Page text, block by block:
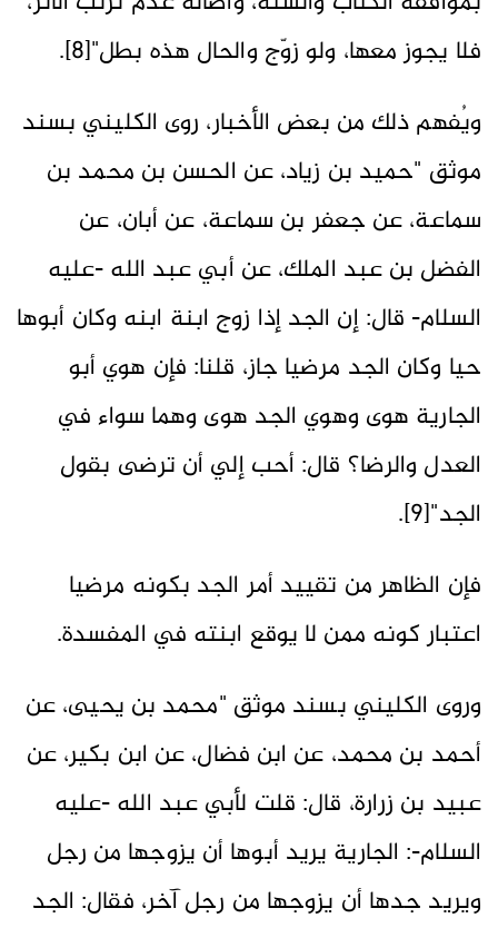
فلا يجوز معها، ولو زوّج والحال هذه بطل"[8].
ويُفهم ذلك من بعض الأخبار، روى الكليني بسند
موثق "حميد بن زياد، عن الحسن بن محمد بن
سماعة، عن جعفر بن سماعة، عن أبان، عن
الفضل بن عبد الملك، عن أبي عبد الله -عليه
السلام- قال: إن الجد إذا زوج ابنة ابنه وكان أبوها
حيا وكان الجد مرضيا جاز، قلنا: فإن هوي أبو
الجارية هوى وهوي الجد هوى وهما سواء في
العدل والرضا؟ قال: أحب إلي أن ترضى بقول
الجد"[9].
فإن الظاهر من تقييد أمر الجد بكونه مرضيا
اعتبار كونه ممن لا يوقع ابنته في المفسدة.
وروى الكليني بسند موثق "محمد بن يحيى، عن
أحمد بن محمد، عن ابن فضال، عن ابن بكير، عن
عبيد بن زرارة، قال: قلت لأبي عبد الله -عليه
السلام-: الجارية يريد أبوها أن يزوجها من رجل
ويريد جدها أن يزوجها من رجل آخر، فقال: الجد